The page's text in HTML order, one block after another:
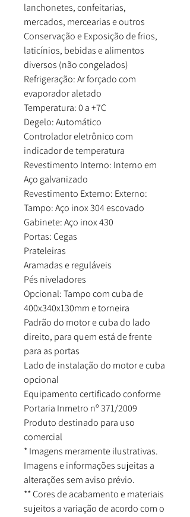
lanchonetes, confeitarias,
mercados, mercearias e outros
Conservação e Exposição de frios,
laticínios, bebidas e alimentos
diversos (não congelados)
Refrigeração: Ar forçado com
evaporador aletado
Temperatura: 0 a +7C
Degelo: Automático
Controlador eletrônico com
indicador de temperatura
Revestimento Interno: Interno em
Aço galvanizado
Revestimento Externo: Externo:
Tampo: Aço inox 304 escovado
Gabinete: Aço inox 430
Portas: Cegas
Prateleiras
Aramadas e reguláveis
Pés niveladores
Opcional: Tampo com cuba de
400x340x130mm e torneira
Padrão do motor e cuba do lado
direito, para quem está de frente
para as portas
Lado de instalação do motor e cuba
opcional
Equipamento certificado conforme
Portaria Inmetro nº 371/2009
Produto destinado para uso
comercial
* Imagens meramente ilustrativas.
Imagens e informações sujeitas a
alterações sem aviso prévio.
** Cores de acabamento e materiais
sujeitos a variação de acordo com o